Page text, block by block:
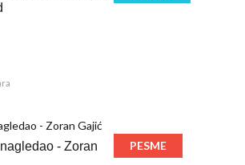
- Zoran
PESME